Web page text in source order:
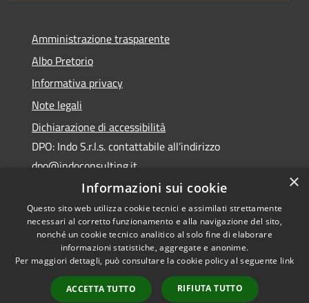
Amministrazione trasparente
Albo Pretorio
Informativa privacy
Note legali
Dichiarazione di accessibilità
DPO: Indo S.r.l.s. contattabile all’indirizzo
dpo@indoconsulting.it
Accessibilità
Copyright © 2026 • Comune di
Cassano All'Ionio • Powered by
Municipium•
Accesso
×
Informazioni sui cookie
Questo sito web utilizza cookie tecnici e assimilati strettamente
necessari al corretto funzionamento e alla navigazione del sito,
nonché un cookie tecnico analitico al solo fine di elaborare
informazioni statistiche, aggregate e anonime.
Per maggiori dettagli, può consultare la cookie policy al seguente link
ACCETTA TUTTO RIFIUTA TUTTO